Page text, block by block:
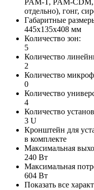
PAM-T, PAM-
отдельно), гонг,
Габаритные
445x135x408 мм
Количество зон:
5
Количество
2
Количество
0
Количество
4
Количество
3 U
Кронштейн для
в комплекте
Максимальная
240 Вт
Максимальная
604 Вт
Показать все